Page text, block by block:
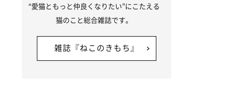
“愛猫ともっと仲良くなりたい”にこたえる
猫のこと総合雑誌です。
雑誌『ねこのきもち』